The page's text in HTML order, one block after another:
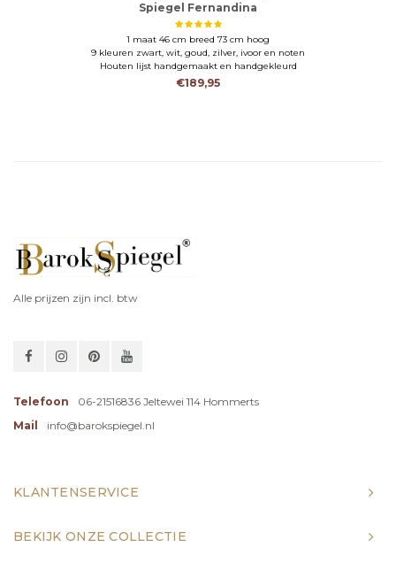
Spiegel Fernandina
1 maat 46 cm breed 73 cm hoog
9 kleuren zwart, wit, goud, zilver, ivoor en noten
Houten lijst handgemaakt en handgekleurd
€189,95
Alle prijzen zijn incl. btw
Telefoon
06-21516836 Jeltewei 114 Hommerts
Mail
info@barokspiegel.nl
KLANTENSERVICE
BEKIJK ONZE COLLECTIE